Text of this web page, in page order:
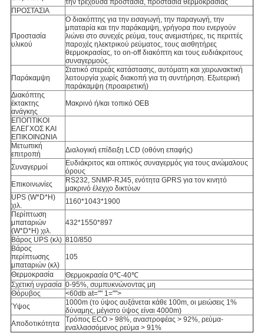
την τρέχουσα προστασία, προστασία θερμοκρασίας
ΠΡΟΣΤΑΣΙΑ
Προστασία
υλικού
Ο διακόπτης για την εισαγωγή, την παραγωγή, την
μπαταρία και την παράκαμψη, γρήγορα που ενεργούν
λιώνει στο συνεχές ρεύμα, τους ανεμιστήρες, τις περιττές
παροχές ηλεκτρικού ρεύματος, τους αισθητήρες
θερμοκρασίας, το on-off διακόπτη και τους ευδιάκριτους
συναγερμούς.
Παράκαμψη
Στατικό στερεάς κατάστασης, αυτόματη και χειρωνακτική
λειτουργία χωρίς διακοπή για τη συντήρηση. Εξωτερική
παράκαμψη (προαιρετική)
Διακόπτης
έκτακτης
ανάγκης
Μακρινό ή/και τοπικό OEB
ΕΠΟΠΤΙΚΟΙ
ΕΛΕΓΧΟΣ ΚΑΙ
ΕΠΙΚΟΙΝΩΝΙΑ
Μετωπική
επιτροπή
Διαλογική επίδειξη LCD (οθόνη επαφής)
Συναγερμοί
Ευδιάκριτος και οπτικός συναγερμός για τους ανώμαλους
όρους
Επικοινωνίες
RS232, SNMP-RJ45, ενότητα GPRS για τον κινητό
μακρινό έλεγχο δικτύων
UPS (W*D*H)
χιλ.
1160*1043*1900
Περίπτωση
μπαταριών
(W*D*H) χιλ.
432*1550*897
Βάρος UPS (κλ) 810/850
Βάρος
περίπτωσης
μπαταριών (κλ)
105
Θερμοκρασία
Θερμοκρασία 0℃-40℃
Σχετική υγρασία 0-95%, συμπυκνώνοντας μη
Θόρυβος
<60db at="" 1="">
Ύψος
1000m (το ύψος αυξάνεται κάθε 100m, οι μειώσεις 1%
δύναμης, μέγιστο ύψος είναι 4000m)
Αποδοτικότητα
Τρόπος ECO > 98%, αναστροφέας > 92%, ρεύμα-
εναλλασσόμενος ρεύμα > 91%